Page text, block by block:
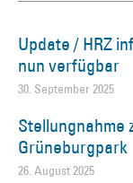
Update / HRZ
nun verfügbar
30. September 2025
Stellungnahme
Grüneburgpark
26. August 2025